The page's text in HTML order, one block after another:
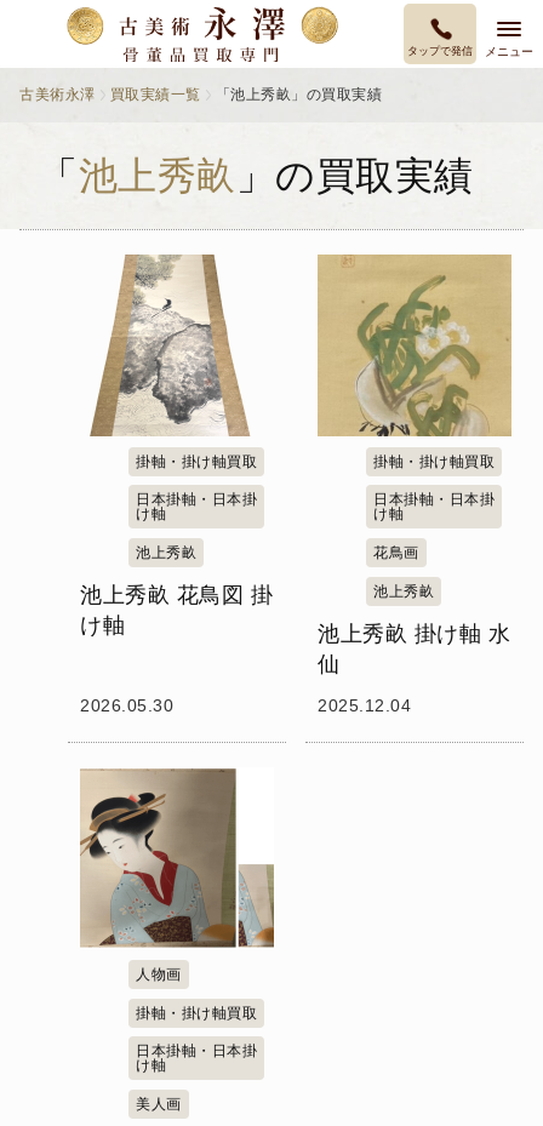
タップで発信 メニュー
古美術永澤 買取実績一覧 「池上秀畝」の買取実績
「 池上秀畝 」の買取実績
掛軸・掛け軸買取
日本掛軸・日本掛
け軸
池上秀畝
池上秀畝 花鳥図 掛
け軸
2026.05.30
掛軸・掛け軸買取
日本掛軸・日本掛
け軸
花鳥画
池上秀畝
池上秀畝 掛け軸 水
仙
2025.12.04
人物画
掛軸・掛け軸買取
日本掛軸・日本掛
け軸
美人画